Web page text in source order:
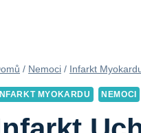
/ Nemoci / Infarkt
INFARKT MYOKARDU NEMOCI